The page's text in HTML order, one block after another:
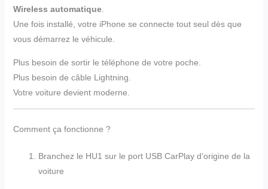
Wireless automatique.
Une fois installé, votre iPhone se connecte tout seul dès que
vous démarrez le véhicule.
Plus besoin de sortir le téléphone de votre poche.
Plus besoin de câble Lightning.
Votre voiture devient moderne.
Comment ça fonctionne ?
Branchez le HU1 sur le port USB CarPlay d’origine de la
voiture